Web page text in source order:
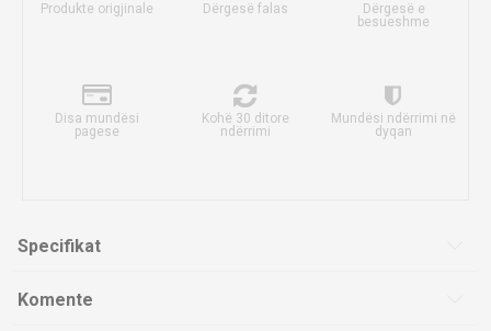
Produkte origjinale Dërgesë falas
Dërgesë e
besueshme
Disa mundësi
pagese
Kohë 30 ditore
ndërrimi
Mundësi ndërrimi në
dyqan
Specifikat
Komente